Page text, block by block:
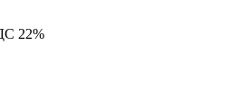
22%